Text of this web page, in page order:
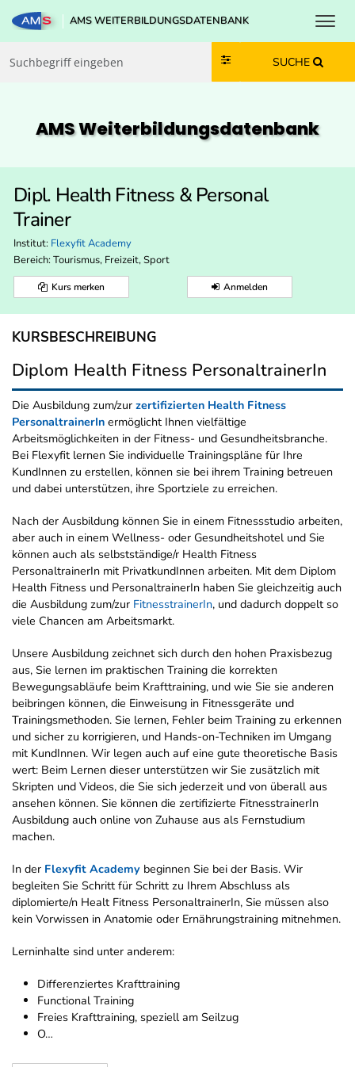
Zum Inhalt springen
Zum Navmenü springen
Zur Suche springen
Zur Footer springen
AMS WEITERBILDUNGSDATENBANK
SUCHE
AMS Weiterbildungs­datenbank
Dipl. Health Fitness & Personal
Trainer
Institut: Flexyfit Academy
Bereich: Tourismus, Freizeit, Sport
Kurs merken Anmelden
KURSBESCHREIBUNG
Diplom Health Fitness PersonaltrainerIn
Die Ausbildung zum/zur zertifizierten Health Fitness
PersonaltrainerIn ermöglicht Ihnen vielfältige
Arbeitsmöglichkeiten in der Fitness- und Gesundheitsbranche.
Bei Flexyfit lernen Sie individuelle Trainingspläne für Ihre
KundInnen zu erstellen, können sie bei ihrem Training betreuen
und dabei unterstützen, ihre Sportziele zu erreichen.
Nach der Ausbildung können Sie in einem Fitnessstudio arbeiten,
aber auch in einem Wellness- oder Gesundheitshotel und Sie
können auch als selbstständige/r Health Fitness
PersonaltrainerIn mit PrivatkundInnen arbeiten. Mit dem Diplom
Health Fitness und PersonaltrainerIn haben Sie gleichzeitig auch
die Ausbildung zum/zur FitnesstrainerIn, und dadurch doppelt so
viele Chancen am Arbeitsmarkt.
Unsere Ausbildung zeichnet sich durch den hohen Praxisbezug
aus, Sie lernen im praktischen Training die korrekten
Bewegungsabläufe beim Krafttraining, und wie Sie sie anderen
beibringen können, die Einweisung in Fitnessgeräte und
Trainingsmethoden. Sie lernen, Fehler beim Training zu erkennen
und sicher zu korrigieren, und Hands-on-Techniken im Umgang
mit KundInnen. Wir legen auch auf eine gute theoretische Basis
wert: Beim Lernen dieser unterstützen wir Sie zusätzlich mit
Skripten und Videos, die Sie sich jederzeit und von überall aus
ansehen können. Sie können die zertifizierte FitnesstrainerIn
Ausbildung auch online von Zuhause aus als Fernstudium
machen.
In der Flexyfit Academy beginnen Sie bei der Basis. Wir
begleiten Sie Schritt für Schritt zu Ihrem Abschluss als
diplomierte/n Healt Fitness PersonaltrainerIn, Sie müssen also
kein Vorwissen in Anatomie oder Ernährungstraining mitnehmen.
Lerninhalte sind unter anderem:
Differenziertes Krafttraining
Functional Training
Freies Krafttraining, speziell am Seilzug
O…